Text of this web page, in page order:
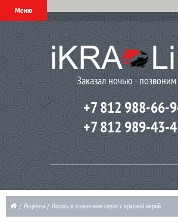
Меню
Заказал ночью -
+7 812 988-66-
+7 812 989-43-
/ Рецепты / Лосось в сливочном соусе с красной икрой